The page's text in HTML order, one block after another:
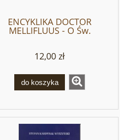
ENCYKLIKA DOCTOR
MELLIFLUUS - O Św.
12,00 zł
do koszyka